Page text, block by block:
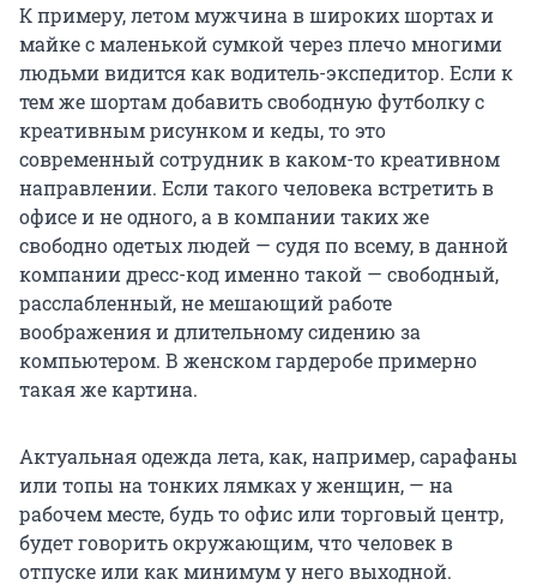
К примеру, летом мужчина в широких шортах и
майке с маленькой сумкой через плечо многими
людьми видится как водитель-экспедитор. Если к
тем же шортам добавить свободную футболку с
креативным рисунком и кеды, то это
современный сотрудник в каком-то креативном
направлении. Если такого человека встретить в
офисе и не одного, а в компании таких же
свободно одетых людей — судя по всему, в данной
компании дресс-код именно такой — свободный,
расслабленный, не мешающий работе
воображения и длительному сидению за
компьютером. В женском гардеробе примерно
такая же картина.
Актуальная одежда лета, как, например, сарафаны
или топы на тонких лямках у женщин, — на
рабочем месте, будь то офис или торговый центр,
будет говорить окружающим, что человек в
отпуске или как минимум у него выходной.